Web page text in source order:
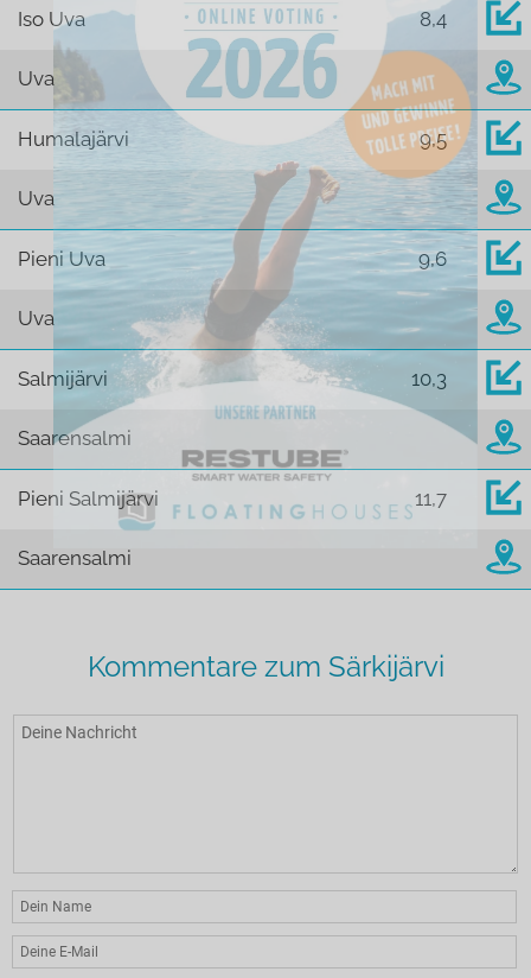
Iso Uva 8,4
Uva
Humalajärvi 9,5
Uva
Pieni Uva 9,6
Uva
Salmijärvi 10,3
Saarensalmi
Pieni Salmijärvi 11,7
Saarensalmi
Kommentare zum Särkijärvi